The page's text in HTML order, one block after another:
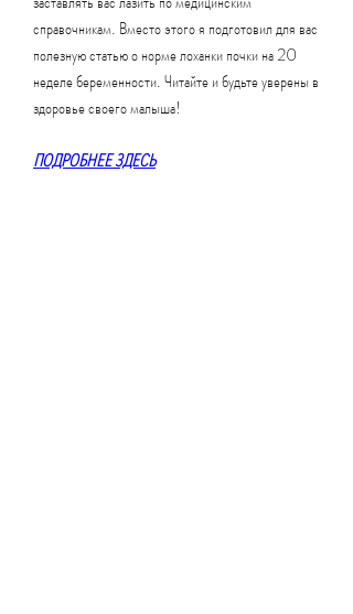
справочникам. Вместо этого я подготовил для вас
полезную статью о норме лоханки почки на 20
неделе беременности. Читайте и будьте уверены в
здоровье своего малыша!
ПОДРОБНЕЕ ЗДЕСЬ